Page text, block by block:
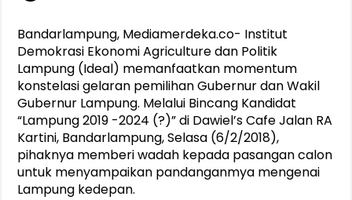
Bandarlampung, Mediamerdeka.co- Institut
Demokrasi Ekonomi Agriculture dan Politik
Lampung (Ideal) memanfaatkan momentum
konstelasi gelaran pemilihan Gubernur dan Wakil
Gubernur Lampung. Melalui Bincang Kandidat
“Lampung 2019 -2024 (?)” di Dawiel’s Cafe Jalan RA
Kartini, Bandarlampung, Selasa (6/2/2018),
pihaknya memberi wadah kepada pasangan calon
untuk menyampaikan pandanganmya mengenai
Lampung kedepan.